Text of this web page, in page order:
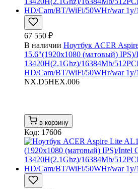
67 550 ₽
В наличии Ноутбук ACER
15.6"(1920x1080 (матовый) IPS)/
13420H(2.1Ghz)/16384Mb/
HD/Cam/BT/WiFi/50WHr/war 1y/
NX.D5HEX.006
в корзину
Код: 17606